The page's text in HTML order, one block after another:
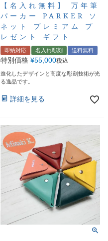
【名入れ無料】 万年筆
パーカー PARKER ソ
ネット プレミアム プ
レゼント ギフト
即納対応 名入れ彫刻 送料無料
特別価格 ¥55,000税込
進化したデザインと高度な彫刻技術が光
る逸品です。
詳細を見る